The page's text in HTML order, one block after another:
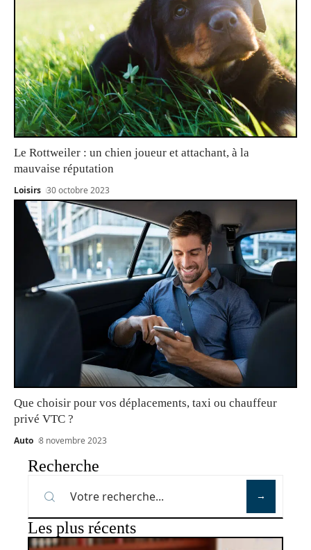
Le Rottweiler : un chien joueur et attachant, à la
mauvaise réputation
Loisirs 30 octobre 2023
Que choisir pour vos déplacements, taxi ou chauffeur
privé VTC ?
Auto 8 novembre 2023
Recherche
Les plus récents